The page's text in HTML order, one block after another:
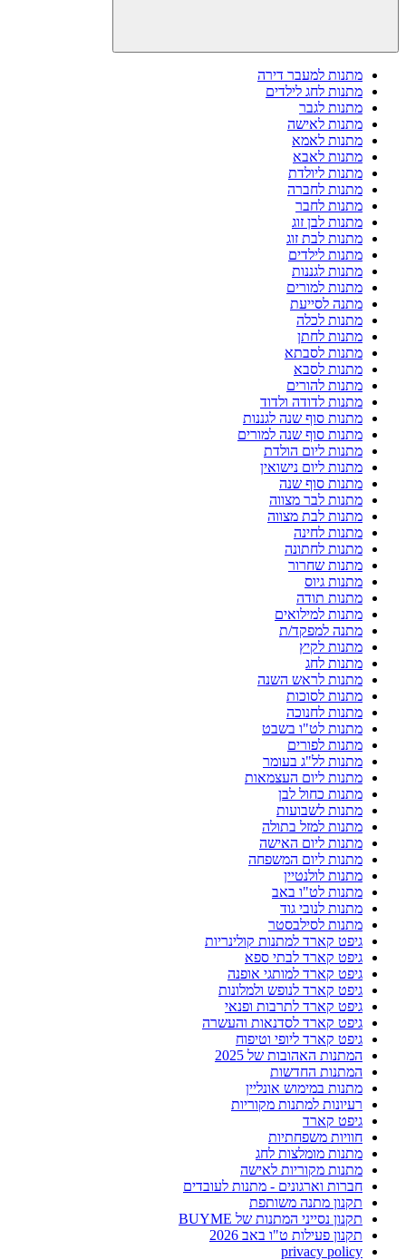
מתנות למעבר דירה
מתנות לחג לילדים
מתנות לגבר
מתנות לאישה
מתנות לאמא
מתנות לאבא
מתנות ליולדת
מתנות לחברה
מתנות לחבר
מתנות לבן זוג
מתנות לבת זוג
מתנות לילדים
מתנות לגננות
מתנות למורים
מתנה לסייעת
מתנות לכלה
מתנות לחתן
מתנות לסבתא
מתנות לסבא
מתנות להורים
מתנות לדודה ולדוד
מתנות סוף שנה לגננות
מתנות סוף שנה למורים
מתנות ליום הולדת
מתנות ליום נישואין
מתנות סוף שנה
מתנות לבר מצווה
מתנות לבת מצווה
מתנות לחינה
מתנות לחתונה
מתנות שחרור
מתנות גיוס
מתנות תודה
מתנות למילואים
מתנה למפקד/ת
מתנות לקיץ
מתנות לחג
מתנות לראש השנה
מתנות לסוכות
מתנות לחנוכה
מתנות לט"ו בשבט
מתנות לפורים
מתנות לל"ג בעומר
מתנות ליום העצמאות
מתנות כחול לבן
מתנות לשבועות
מתנות למזל בתולה
מתנות ליום האישה
מתנות ליום המשפחה
מתנות לולנטיין
מתנות לט"ו באב
מתנות לנובי גוד
מתנות לסילבסטר
גיפט קארד למתנות קולינריות
גיפט קארד לבתי ספא
גיפט קארד למותגי אופנה
גיפט קארד לנופש ולמלונות
גיפט קארד לתרבות ופנאי
גיפט קארד לסדנאות והעשרה
גיפט קארד ליופי וטיפוח
המתנות האהובות של 2025
המתנות החדשות
מתנות במימוש אונליין
רעיונות למתנות מקוריות
גיפט קארד
חוויות משפחתיות
מתנות מומלצות לחג
מתנות מקוריות לאישה
חברות וארגונים - מתנות לעובדים
תקנון מתנה משותפת
תקנון נסייני המתנות של BUYME
תקנון פעילות ט"ו באב 2026
privacy policy